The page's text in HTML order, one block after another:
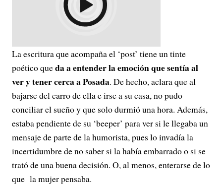
La escritura que acompaña el ‘post’ tiene un tinte
poético queda a entender la emoción que sentía al
ver y tener cerca a Posada. De hecho, aclara que al
bajarse del carro de ella e irse a su casa, no pudo
conciliar el sueño y que solo durmió una hora. Además,
estaba pendiente de su ‘beeper’ para ver si le llegaba un
mensaje de parte de la humorista, pues lo invadía la
incertidumbre de no saber si la había embarrado o si se
trató de una buena decisión. O, al menos, enterarse de lo
que la mujer pensaba.